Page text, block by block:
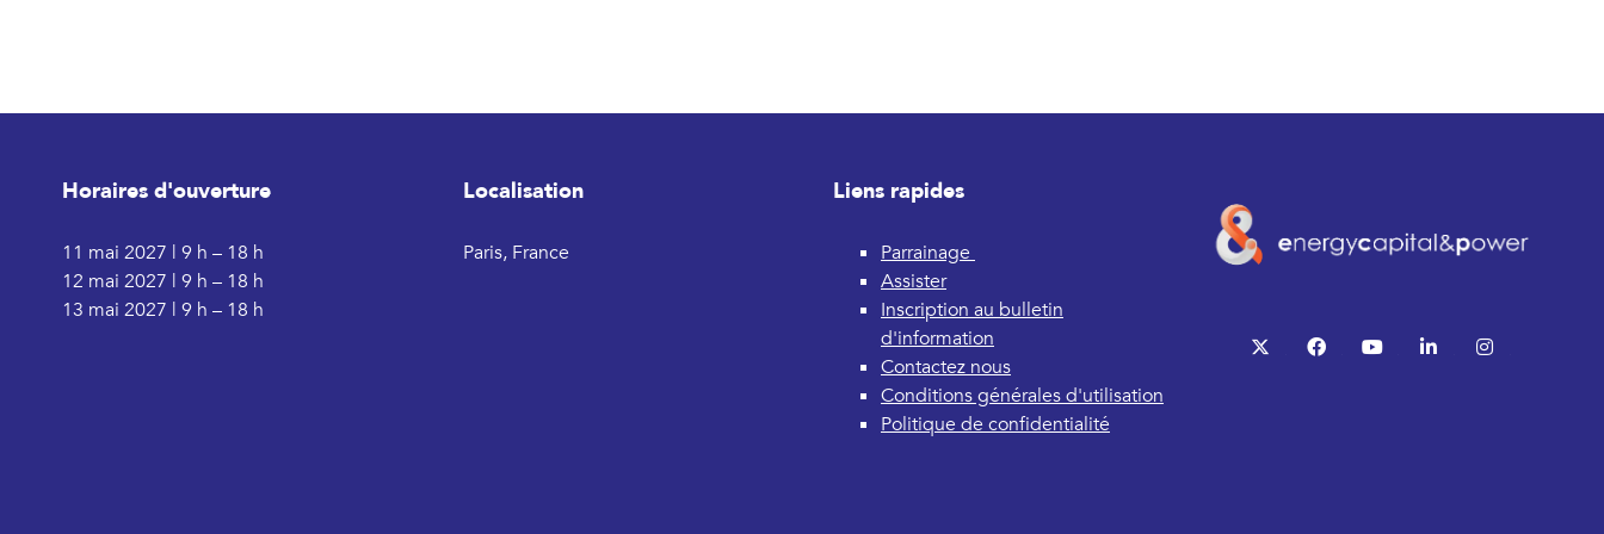
Horaires d'ouverture
11 mai 2027 | 9 h – 18 h
12 mai 2027 | 9 h – 18 h
13 mai 2027 | 9 h – 18 h
Localisation
Paris, France
Liens rapides
Parrainage
Assister
Inscription au bulletin
d'information
Contactez nous
Conditions générales d'utilisation
Politique de confidentialité
twitter facebookyoutube linkedin